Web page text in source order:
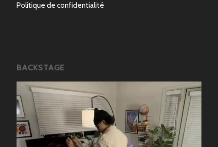
Politique de confidentialité
BACKSTAGE